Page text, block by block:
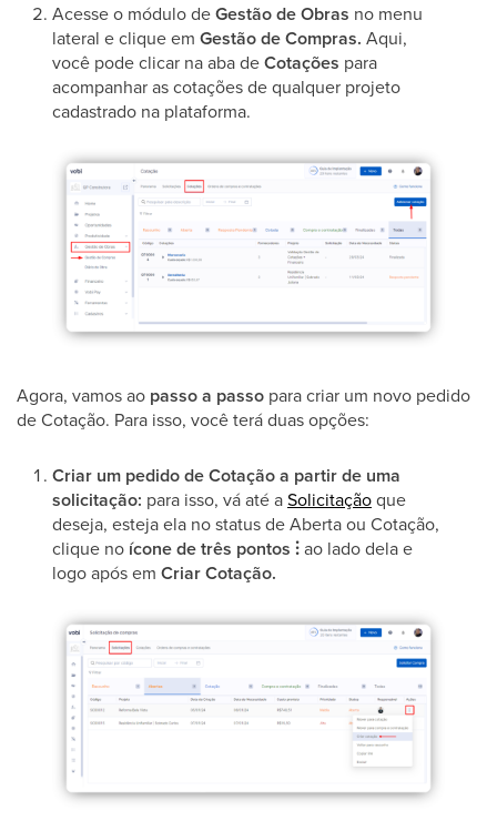
Acesse o módulo deGestão de Obras no menu
lateral e clique em Gestão de Compras. Aqui,
você pode clicar na aba deCotações para
acompanhar as cotações de qualquer projeto
cadastrado na plataforma.
Agora, vamos ao passo a passo para criar um novo pedido
de Cotação. Para isso, você terá duas opções:
Criar um pedido de Cotação a partir de uma
solicitação: para isso, vá até aSolicitaçãoque
deseja, esteja ela no status de Aberta ou Cotação,
clique no ícone de três pontos ⫶ao lado dela e
logo após em Criar Cotação.